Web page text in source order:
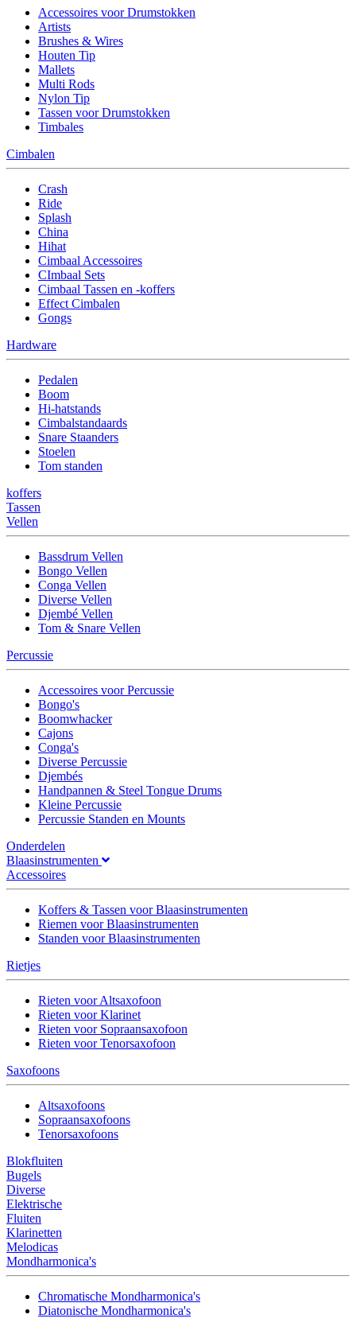
Accessoires voor Drumstokken
Artists
Brushes & Wires
Houten Tip
Mallets
Multi Rods
Nylon Tip
Tassen voor Drumstokken
Timbales
Cimbalen
Crash
Ride
Splash
China
Hihat
Cimbaal Accessoires
CImbaal Sets
Cimbaal Tassen en -koffers
Effect Cimbalen
Gongs
Hardware
Pedalen
Boom
Hi-hatstands
Cimbalstandaards
Snare Staanders
Stoelen
Tom standen
koffers
Tassen
Vellen
Bassdrum Vellen
Bongo Vellen
Conga Vellen
Diverse Vellen
Djembé Vellen
Tom & Snare Vellen
Percussie
Accessoires voor Percussie
Bongo's
Boomwhacker
Cajons
Conga's
Diverse Percussie
Djembés
Handpannen & Steel Tongue Drums
Kleine Percussie
Percussie Standen en Mounts
Onderdelen
Blaasinstrumenten
Accessoires
Koffers & Tassen voor Blaasinstrumenten
Riemen voor Blaasinstrumenten
Standen voor Blaasinstrumenten
Rietjes
Rieten voor Altsaxofoon
Rieten voor Klarinet
Rieten voor Sopraansaxofoon
Rieten voor Tenorsaxofoon
Saxofoons
Altsaxofoons
Sopraansaxofoons
Tenorsaxofoons
Blokfluiten
Bugels
Diverse
Elektrische
Fluiten
Klarinetten
Melodicas
Mondharmonica's
Chromatische Mondharmonica's
Diatonische Mondharmonica's